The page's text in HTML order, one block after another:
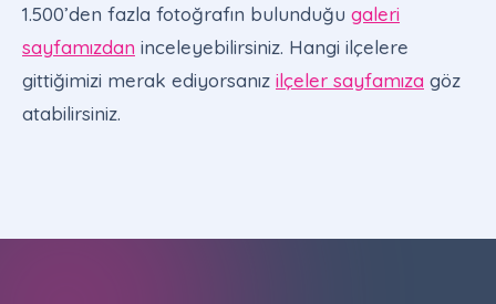
1.500’den fazla fotoğrafın bulunduğu galeri
sayfamızdan inceleyebilirsiniz. Hangi ilçelere
gittiğimizi merak ediyorsanız ilçeler sayfamıza göz
atabilirsiniz.